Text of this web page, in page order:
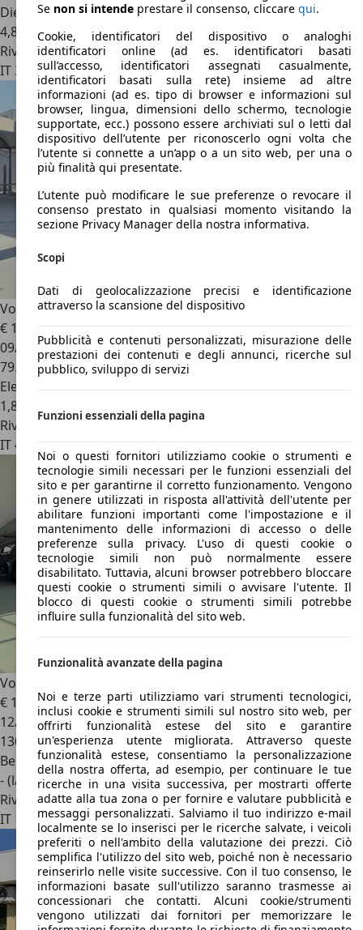
Diesel
4,8 l/100 km (comb.)
Rivenditore
IT 35143Padova - Pd
Volvo XC401.5 t4 phev Inscription auto my21
€ 19.999
09/2022
79.999 km
Elettrica/Benzina
1,8 l/100 km (comb.)
Rivenditore
IT 42028
Volvo XC40
€ 16.900
12/2022
130.000 km
Benzina
- (l/100 km)
Rivenditore
IT 10148Torino
Se non si intende prestare il consenso, cliccare qui.
Cookie, identificatori del dispositivo o analoghi
identificatori online (ad es. identificatori basati
sull’accesso, identificatori assegnati casualmente,
identificatori basati sulla rete) insieme ad altre
informazioni (ad es. tipo di browser e informazioni sul
browser, lingua, dimensioni dello schermo, tecnologie
supportate, ecc.) possono essere archiviati sul o letti dal
dispositivo dell’utente per riconoscerlo ogni volta che
l’utente si connette a un’app o a un sito web, per una o
più finalità qui presentate.
L’utente può modificare le sue preferenze o revocare il
consenso prestato in qualsiasi momento visitando la
sezione Privacy Manager della nostra informativa.
Scopi
Dati di geolocalizzazione precisi e identificazione
attraverso la scansione del dispositivo
Pubblicità e contenuti personalizzati, misurazione delle
prestazioni dei contenuti e degli annunci, ricerche sul
pubblico, sviluppo di servizi
Funzioni essenziali della pagina
Noi o questi fornitori utilizziamo cookie o strumenti e
tecnologie simili necessari per le funzioni essenziali del
sito e per garantirne il corretto funzionamento. Vengono
in genere utilizzati in risposta all'attività dell'utente per
abilitare funzioni importanti come l'impostazione e il
mantenimento delle informazioni di accesso o delle
preferenze sulla privacy. L'uso di questi cookie o
tecnologie simili non può normalmente essere
disabilitato. Tuttavia, alcuni browser potrebbero bloccare
questi cookie o strumenti simili o avvisare l'utente. Il
blocco di questi cookie o strumenti simili potrebbe
influire sulla funzionalità del sito web.
Funzionalità avanzate della pagina
Noi e terze parti utilizziamo vari strumenti tecnologici,
inclusi cookie e strumenti simili sul nostro sito web, per
offrirti funzionalità estese del sito e garantire
un'esperienza utente migliorata. Attraverso queste
funzionalità estese, consentiamo la personalizzazione
della nostra offerta, ad esempio, per continuare le tue
ricerche in una visita successiva, per mostrarti offerte
adatte alla tua zona o per fornire e valutare pubblicità e
messaggi personalizzati. Salviamo il tuo indirizzo e-mail
localmente se lo inserisci per le ricerche salvate, i veicoli
preferiti o nell'ambito della valutazione dei prezzi. Ciò
semplifica l'utilizzo del sito web, poiché non è necessario
reinserirlo nelle visite successive. Con il tuo consenso, le
informazioni basate sull'utilizzo saranno trasmesse ai
concessionari che contatti. Alcuni cookie/strumenti
vengono utilizzati dai fornitori per memorizzare le